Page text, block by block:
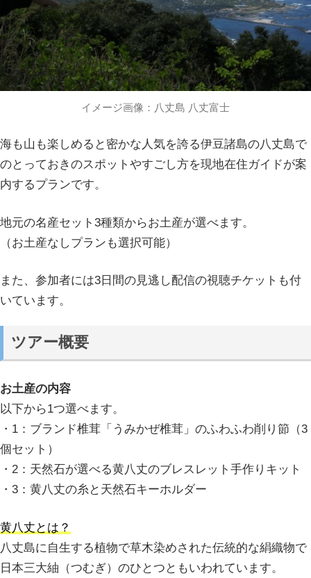
イメージ画像：八丈島 八丈富士
海も山も楽しめると密かな人気を誇る伊豆諸島の八丈島で
のとっておきのスポットやすごし方を現地在住ガイドが案
内するプランです。
地元の名産セット3種類からお土産が選べます。
（お土産なしプランも選択可能）
また、参加者には3日間の見逃し配信の視聴チケットも付
いています。
ツアー概要
お土産の内容
以下から1つ選べます。
・1：ブランド椎茸「うみかぜ椎茸」のふわふわ削り節（3
個セット）
・2：天然石が選べる黄八丈のブレスレット手作りキット
・3：黄八丈の糸と天然石キーホルダー
黄八丈とは？
八丈島に自生する植物で草木染めされた伝統的な絹織物で
日本三大紬（つむぎ）のひとつともいわれています。